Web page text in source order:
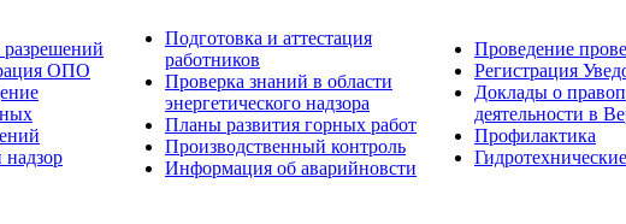
ОПО
Подготовка и аттестация
работников
Проверка знаний в области
энергетического надзора
Планы развития горных работ
Производственный контроль
Информация об аварийновсти
Проведение
Регистрация
Доклады о
деятельности в
Профилактика